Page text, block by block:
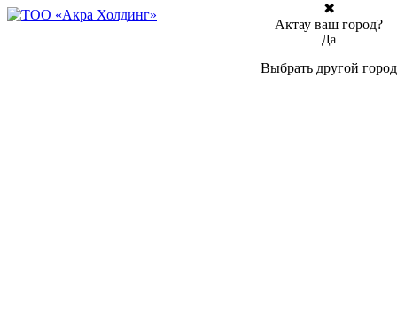
✖
Актау ваш город?
Да
Выбрать другой город